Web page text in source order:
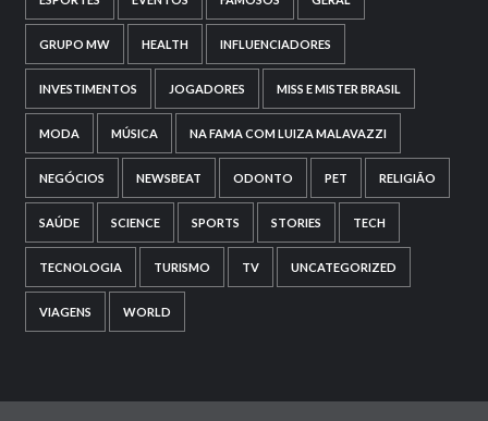
GRUPO MW HEALTH INFLUENCIADORES
INVESTIMENTOS JOGADORES MISS E MISTER BRASIL
MODA MÚSICA NA FAMA COM LUIZA MALAVAZZI
NEGÓCIOS NEWSBEAT ODONTO PET RELIGIÃO
SAÚDE SCIENCE SPORTS STORIES TECH
TECNOLOGIA TURISMO TV UNCATEGORIZED
VIAGENS WORLD